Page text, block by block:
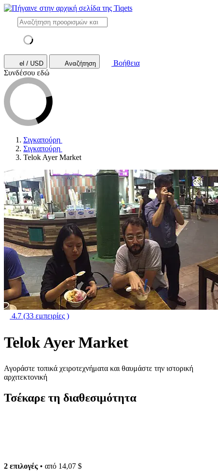
el / USD Αναζήτηση
Βοήθεια
Συνδέσου εδώ
Σιγκαπούρη
Σιγκαπούρη
Telok Ayer Market
4.7 (33 εμπειρίες )
Telok Ayer Market
Αγοράστε τοπικά χειροτεχνήματα και θαυμάστε την ιστορική
αρχιτεκτονική
Τσέκαρε τη διαθεσιμότητα
2 επιλογές • από 14,07 $